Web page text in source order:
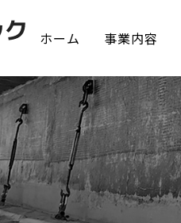
ホーム 事業内容